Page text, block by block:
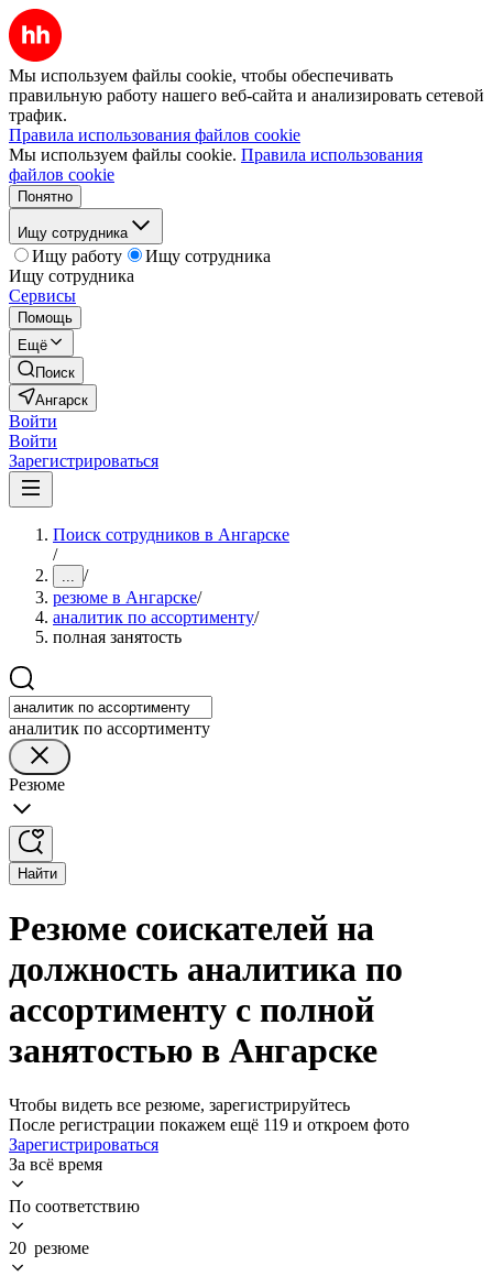
Мы используем файлы cookie, чтобы обеспечивать
правильную работу нашего веб-сайта и анализировать сетевой
трафик.
Правила использования файлов cookie
Мы используем файлы cookie. Правила использования
файлов cookie
Понятно
Ищу сотрудника
Ищу работу
Ищу сотрудника
Ищу сотрудника
Сервисы
Помощь
Ещё
Поиск
Ангарск
Войти
Войти
Зарегистрироваться
Поиск сотрудников в Ангарске
/
... /
резюме в Ангарске/
аналитик по ассортименту/
полная занятость
аналитик по ассортименту
Резюме
Найти
Резюме соискателей на
должность аналитика по
ассортименту с полной
занятостью в Ангарске
Чтобы видеть все резюме, зарегистрируйтесь
После регистрации покажем ещё 119 и откроем фото
Зарегистрироваться
За всё время
По соответствию
20 резюме